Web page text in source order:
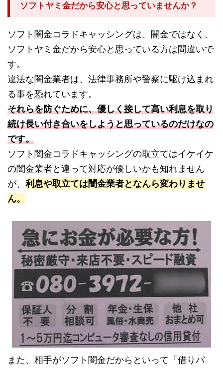
ソフトヤミ金だから安心と思っていませんか？
ソフト闇金コラドキャッシングは、闇金ではなく、
ソフトヤミ金だから安心と思っている方は間違いで
す。
違法な闇金業者は、法律事務所や警察に駆け込まれ
る事を恐れています。
それらを防ぐために、優しく接して高い利息を取り
続け長い付き合いをしようと思っているのだけなの
です。
ソフト闇金コラドキャッシングの取立てはイケイケ
の闇金業者と違って対応が優しいかも知れません
が、利息や取立ては闇金業者となんら変わりませ
ん。
また、相手がソフト闇金だからといって「借りパ